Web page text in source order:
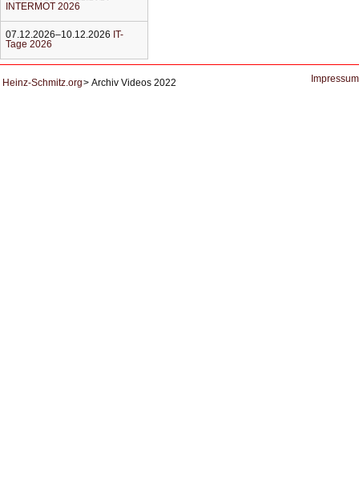
INTERMOT 2026
07.12.2026–10.12.2026 IT-
Tage 2026
Heinz-Schmitz.org Archiv Videos 2022 Impressum